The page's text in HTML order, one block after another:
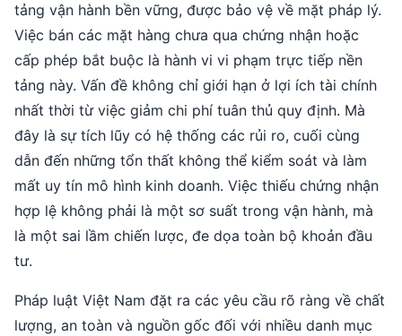
tảng vận hành bền vững, được bảo vệ về mặt pháp lý.
Việc bán các mặt hàng chưa qua chứng nhận hoặc
cấp phép bắt buộc là hành vi vi phạm trực tiếp nền
tảng này. Vấn đề không chỉ giới hạn ở lợi ích tài chính
nhất thời từ việc giảm chi phí tuân thủ quy định. Mà
đây là sự tích lũy có hệ thống các rủi ro, cuối cùng
dẫn đến những tổn thất không thể kiểm soát và làm
mất uy tín mô hình kinh doanh. Việc thiếu chứng nhận
hợp lệ không phải là một sơ suất trong vận hành, mà
là một sai lầm chiến lược, đe dọa toàn bộ khoản đầu
tư.
Pháp luật Việt Nam đặt ra các yêu cầu rõ ràng về chất
lượng, an toàn và nguồn gốc đối với nhiều danh mục